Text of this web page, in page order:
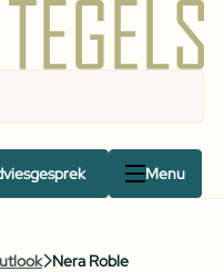
Menu
Nera Roble